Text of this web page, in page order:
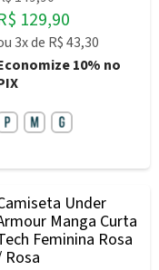
129,90
3xde R$ 43,30
10% no
Under
Manga Curta
Feminina Rosa
Rosa